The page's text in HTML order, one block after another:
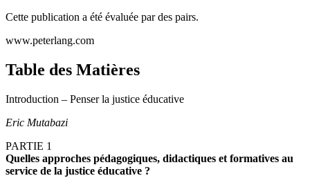
Cette publication a été évaluée par des pairs.
www.peterlang.com
Table des Matières
Introduction – Penser la justice éducative
Eric Mutabazi
PARTIE 1
Quelles approches pédagogiques, didactiques et formatives au
service de la justice éducative ?